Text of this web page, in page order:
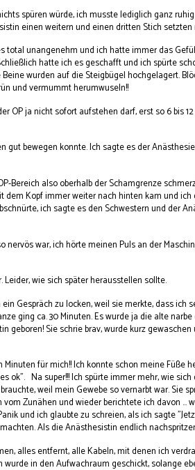
spüren würde, ich musste lediglich ganz
einen weitern und einen dritten Stich
total unangenehm und ich hatte immer das
hatte ich es geschafft und ich spürte
wurden auf die Steigbügel hochgelagert.
und vermummt herumwuseln!!
OP ja nicht sofort aufstehen darf, erst so 6 bis
gut bewegen konnte. Ich sagte es der
Bereich also oberhalb der Schamgrenze
Kopf immer weiter nach hinten kam und
ich sagte es den Schwestern und der
war, ich hörte meinen Puls an der
wie sich später herausstellen sollte.
Gespräch zu locken, weil sie merkte, dass ich
ging ca. 30 Minuten. Es wurde ja die alte
geboren! Sie schrie brav, wurde kurz
für mich!! Ich konnte schon meine Füße
ok". Na super!!! Ich spürte immer mehr, wie
weil mein Gewebe so vernarbt war. Sie
Zunähen und wieder berichtete ich davon
und ich glaubte zu schreien, als ich sagte
Als die Anästhesistin endlich
alles entfernt, alle Kabeln, mit denen ich
in den Aufwachraum geschickt, solange